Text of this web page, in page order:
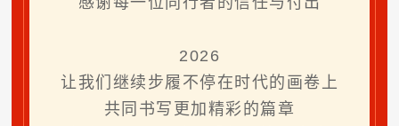
2026
让我们继续步履不停在时代的画卷上
共同书写更加精彩的篇章